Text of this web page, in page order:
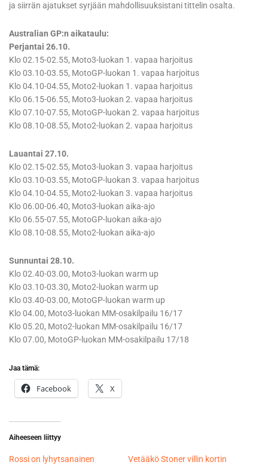
ja siirrän ajatukset syrjään mahdollisuuksistani tittelin osalta.
Australian GP:n aikataulu:
Perjantai 26.10.
Klo 02.15-02.55, Moto3-luokan 1. vapaa harjoitus
Klo 03.10-03.55, MotoGP-luokan 1. vapaa harjoitus
Klo 04.10-04.55, Moto2-luokan 1. vapaa harjoitus
Klo 06.15-06.55, Moto3-luokan 2. vapaa harjoitus
Klo 07.10-07.55, MotoGP-luokan 2. vapaa harjoitus
Klo 08.10-08.55, Moto2-luokan 2. vapaa harjoitus
Lauantai 27.10.
Klo 02.15-02.55, Moto3-luokan 3. vapaa harjoitus
Klo 03.10-03.55, MotoGP-luokan 3. vapaa harjoitus
Klo 04.10-04.55, Moto2-luokan 3. vapaa harjoitus
Klo 06.00-06.40, Moto3-luokan aika-ajo
Klo 06.55-07.55, MotoGP-luokan aika-ajo
Klo 08.10-08.55, Moto2-luokan aika-ajo
Sunnuntai 28.10.
Klo 02.40-03.00, Moto3-luokan warm up
Klo 03.10-03.30, Moto2-luokan warm up
Klo 03.40-03.00, MotoGP-luokan warm up
Klo 04.00, Moto3-luokan MM-osakilpailu 16/17
Klo 05.20, Moto2-luokan MM-osakilpailu 16/17
Klo 07.00, MotoGP-luokan MM-osakilpailu 17/18
Jaa tämä:
Facebook X
Aiheeseen liittyy
Rossi on lyhytsanainen
Vetääkö Stoner villin kortin